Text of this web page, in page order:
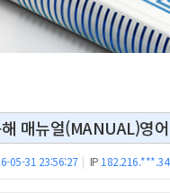
매뉴얼(MANUAL)영어
05-31 23:56:27 | IP 182.216.***.34